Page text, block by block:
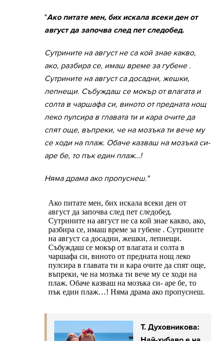
"Ако питате мен, бих искала всеки ден от
август да започва след пет следобед.
Сутрините на август не са кой знае какво,
ако, разбира се, имаш време за губене .
Сутрините на август са досадни, жешки,
лепнещи. Събуждаш се мокър от влагата и
солта в чаршафа си, виното от предната нощ
леко пулсира в главата ти и кара очите да
спят още, въпреки, че на мозъка ти вече му
се ходи на плаж. Обаче казваш на мозъка си-
аре бе, то пък един плаж…!
Няма драма ако пропуснеш."
Т. Духовникова: